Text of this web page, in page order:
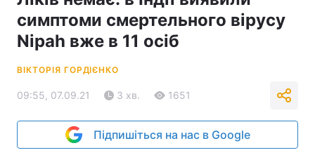
симптоми смертельного вірусу
Nipah вже в 11 осіб
ВІКТОРІЯ ГОРДІЄНКО
09:55, 07.09.21 3 хв. 1651
Підпишіться на нас в Google